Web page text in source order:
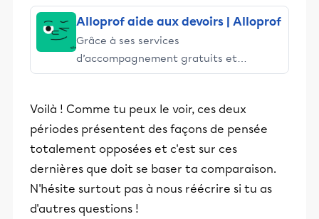
Alloprof aide aux devoirs | Alloprof
Grâce à ses services
d’accompagnement gratuits et
stimulants, Alloprof engage les élèves
éducative.
Voilà ! Comme tu peux le voir, ces deux
périodes présentent des façons de pensée
totalement opposées et c'est sur ces
dernières que doit se baser ta comparaison.
N'hésite surtout pas à nous réécrire si tu as
d'autres questions !